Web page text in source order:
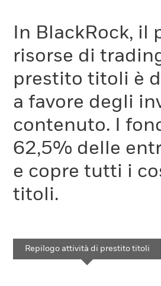
In BlackRock,
risorse di
prestito titoli è
a favore degli
contenuto. I
62,5% delle
e copre tutti i
titoli.
Repilogo attività di prestito titoli